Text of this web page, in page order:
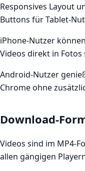
Responsives Layout
Buttons für Tablet-
iPhone-Nutzer
Videos direkt in Fotos
Android-Nutzer
Chrome ohne
Download-
Videos sind im MP4-
allen gängigen